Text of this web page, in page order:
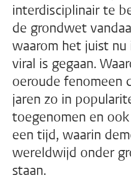
interdisciplinair te
de grondwet
waarom het juist
viral is gegaan.
oeroude fenomeen
jaren zo in
toegenomen en
een tijd, waarin
wereldwijd onder
staan.